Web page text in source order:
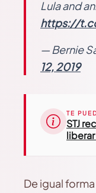
Lula and
https://
— Bernie
12, 2019
TE
STJ
De igual